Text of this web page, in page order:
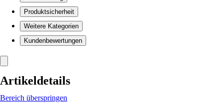
Produktsicherheit
Weitere Kategorien
Kundenbewertungen
Artikeldetails
Bereich überspringen